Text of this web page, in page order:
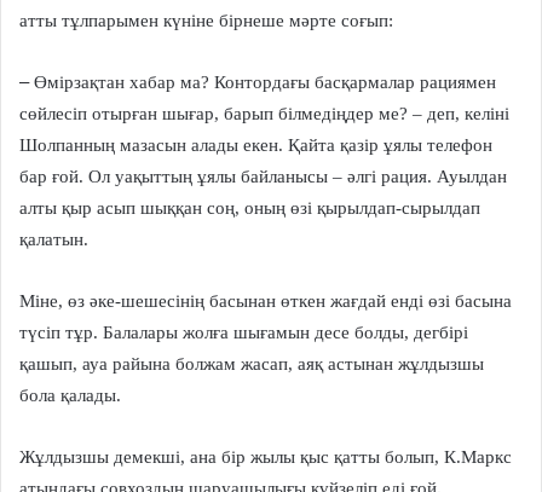
атты тұлпарымен күніне бірнеше мәрте соғып:
–Өмірзақтан хабар ма? Контордағы басқармалар рациямен
сөйлесіп отырған шығар, барып білмедіңдер ме? – деп, келіні
Шолпанның мазасын алады екен. Қайта қазір ұялы телефон
бар ғой. Ол уақыттың ұялы байланысы – әлгі рация. Ауылдан
алты қыр асып шыққан соң, оның өзі қырылдап-сырылдап
қалатын.
Міне, өз әке-шешесінің басынан өткен жағдай енді өзі басына
түсіп тұр. Балалары жолға шығамын десе болды, дегбірі
қашып, ауа райына болжам жасап, аяқ астынан жұлдызшы
бола қалады.
Жұлдызшы демекші, ана бір жылы қыс қатты болып, К.Маркс
атындағы совхоздың шаруашылығы күйзеліп еді ғой.